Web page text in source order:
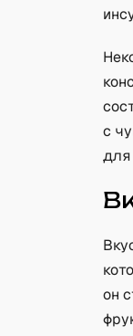
с
для
он